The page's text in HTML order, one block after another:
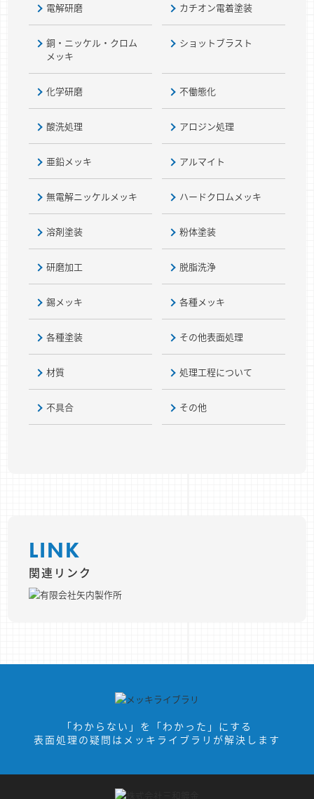
電解研磨 カチオン電着塗装
銅・ニッケル・クロム
メッキ
ショットブラスト
化学研磨 不働態化
酸洗処理 アロジン処理
亜鉛メッキ アルマイト
無電解ニッケルメッキ ハードクロムメッキ
溶剤塗装 粉体塗装
研磨加工 脱脂洗浄
錫メッキ 各種メッキ
各種塗装 その他表面処理
材質 処理工程について
不具合 その他
LINK
関連リンク
「わからない」を「わかった」にする
表面処理の疑問はメッキライブラリが解決します